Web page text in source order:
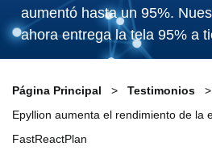
aumentó hasta un 95%.
ahora entrega la tela 95% a
Página Principal
Testimonios
Epyllion aumenta el rendimiento de la
FastReactPlan